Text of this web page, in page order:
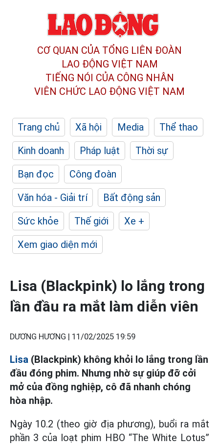
CƠ QUAN CỦA TỔNG LIÊN ĐOÀN
LAO ĐỘNG VIỆT NAM
TIẾNG NÓI CỦA CÔNG NHÂN
VIÊN CHỨC LAO ĐỘNG VIỆT NAM
Trang chủ Xã hội Media
Thể thao
Kinh doanh
Pháp luật
Thời sự
Bạn đọc
Công đoàn
Văn hóa - Giải trí
Bất động sản
Sức khỏe
Thế giới
Xe +
Xem giao diện mới
Lisa (Blackpink) lo lắng trong
lần đầu ra mắt làm diễn viên
DƯƠNG HƯƠNG | 11/02/2025 19:59
Lisa (Blackpink) không khỏi lo lắng trong lần
đầu đóng phim. Nhưng nhờ sự giúp đỡ cởi
mở của đồng nghiệp, cô đã nhanh chóng
hòa nhập.
Ngày 10.2 (theo giờ địa phương), buổi ra mắt
phần 3 của loạt phim HBO “The White Lotus”